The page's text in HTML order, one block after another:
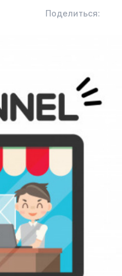
Поделиться: